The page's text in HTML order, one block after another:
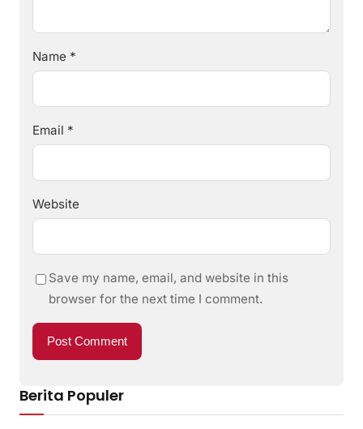
Name *
Email *
Website
Save my name, email, and website in this
browser for the next time I comment.
Berita Populer